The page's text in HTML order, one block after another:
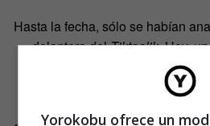
Hasta la fecha, sólo se habían
delantera delTiktaalik. Hoy,
capitaneado por Shubin publica
estudio de su pelvis y de restos
Yorokobu ofrece un